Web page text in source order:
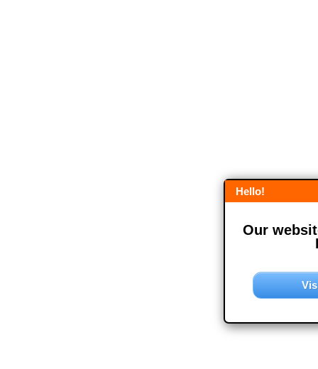
Hello!
Our